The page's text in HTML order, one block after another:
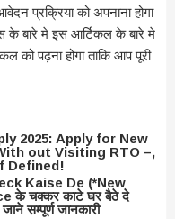
प्रक्रिया को अपनाना होगा
के बारे मे इस आर्टिकल के बारे मे
को पढ़ना होगा ताकि आप पूरी
2025: Apply for New
out Visiting RTO –,
Defined!
Kaise De (*New
के चक्कर काटे घर बैठे दे
सम्पूर्ण जानकारी